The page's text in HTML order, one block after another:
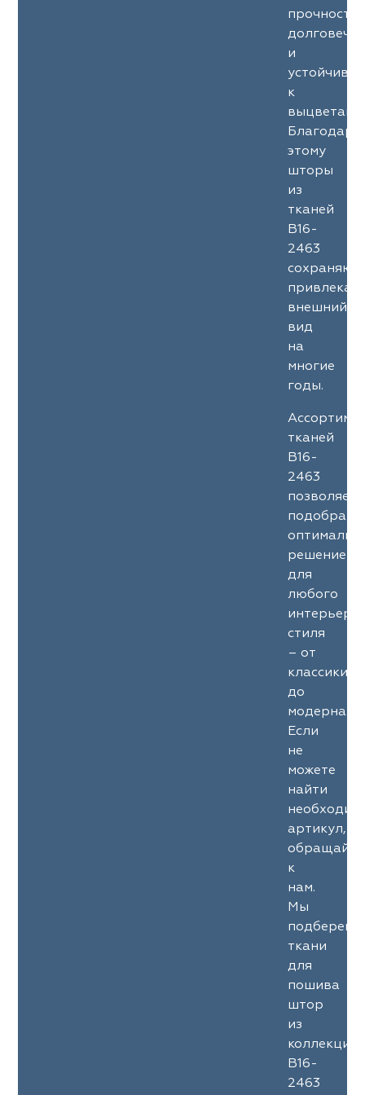
и
к
Благодаря
этому
шторы
из
тканей
B16-
2463
сохраняют
внешний
вид
на
многие
годы.
тканей
B16-
2463
позволяет
подобрать
решение
для
любого
стиля
– от
классики
до
модерна.
Если
не
можете
найти
артикул,
к
нам.
Мы
подберем
ткани
для
пошива
штор
из
B16-
2463